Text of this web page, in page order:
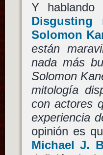
Y
Solomon
están
nada más
Solomon
mitología
con actores
experiencia
opinión es
Michael J.